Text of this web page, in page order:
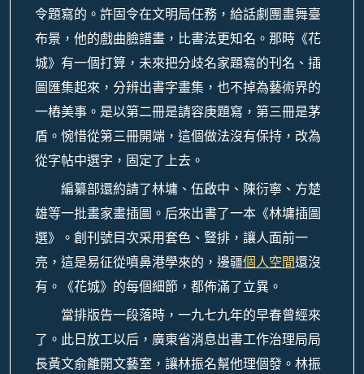
令題寫的。許固令在文明局任務，給話劇團畫舞臺
布景，他的戲曲臉譜畫，比書法更知名。那時《花
城》有一個打算，未來把分歧名家題寫的刊名、插
圖匯集起來，分辨出書字畫集，也不掉為藝術界的
一樁美事。是以第二冊是請容庚題寫，第三冊是茅
盾。惋惜從第三冊開端，這個做法沒有保持，改為
從字帖中選字，固定了上去。
編纂部還約請了林墉、伍啟中、陳衍寧、方楚
雄等一批畫家畫插圖。后來出書了一本《林墉插圖
選》。創刊號目次采用套色、豎排，讓人面前一
亮，這是易征從噴鼻港學來的，邊疆個人空間還沒
有。《花城》的每個細節，都佈滿了立異。
當排版告一段落時，一九七九年的早春曾經來
了。此日放工以后，廣東省消息出書工作治理局局
長黃文俞離開文藝室，讓林振名幫他理個發。林振